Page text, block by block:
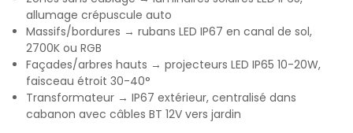
allumage crépuscule auto
Massifs/bordures → rubans LED IP67 en canal de sol,
2700K ou RGB
Façades/arbres hauts → projecteurs LED IP65 10-20W,
faisceau étroit 30-40°
Transformateur → IP67 extérieur, centralisé dans
cabanon avec câbles BT 12V vers jardin